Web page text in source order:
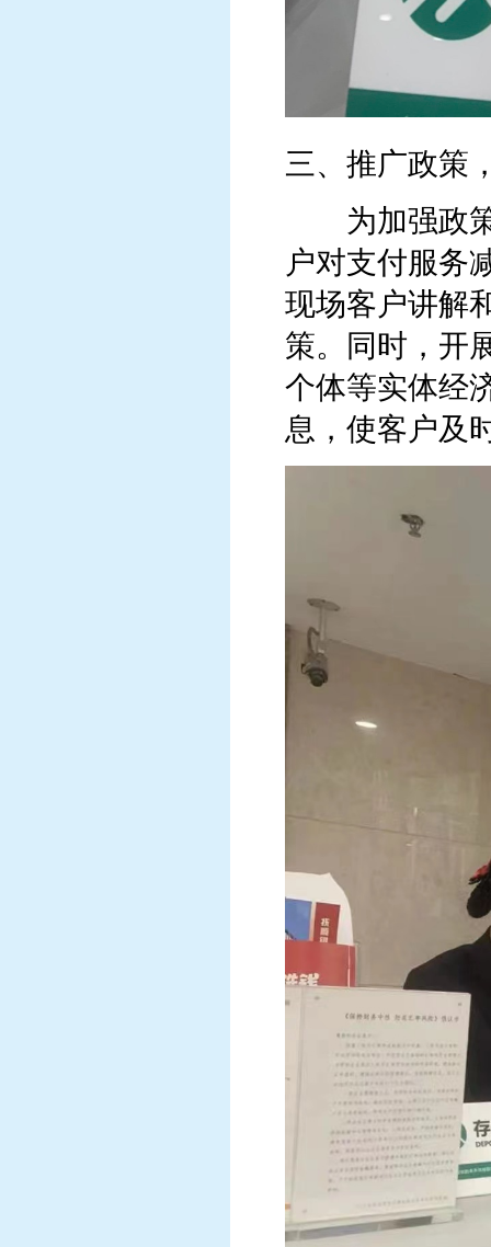
三、推广政策
为加强政策
户对支付服务
现场客户讲解
策。同时，开
个体等实体经
息，使客户及